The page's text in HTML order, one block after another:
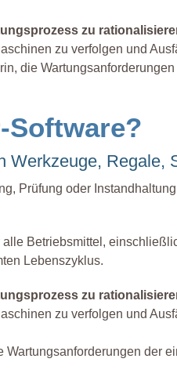
zu
zu verfolgen und
die
Software?
Regale,
Prüfung oder
Betriebsmittel,
Lebenszyklus.
zu
zu verfolgen und